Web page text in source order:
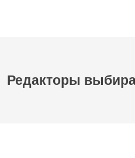
Редакторы